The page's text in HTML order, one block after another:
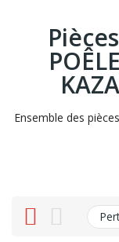
Ensemble des